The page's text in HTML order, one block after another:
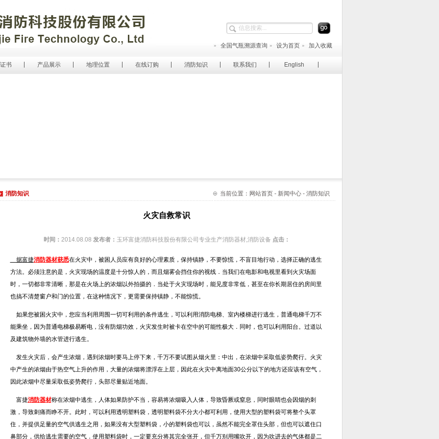
全国气瓶溯源查询 设为首页 加入收藏
书 产品展示 地理位置 在线订购 消防知识 联系我们 English
消防知识 当前位置：网站首页 - 新闻中心 - 消防知识
火灾自救常识
时间： 2014.08.08 发布者： 玉环富捷消防科技股份有限公司专业生产消防器材,消防设备 点击：
据富捷消防器材获悉在火灾中，被困人员应有良好的心理素质，保持镇静，不要惊慌，不盲目地行动，选择正确的逃生
方法。必须注意的是，火灾现场的温度是十分惊人的，而且烟雾会挡住你的视线．当我们在电影和电视里看到火灾场面
时，一切都非常清晰，那是在火场上的浓烟以外拍摄的．当处于火灾现场时，能见度非常低，甚至在你长期居住的房间里
也搞不清楚窗户和门的位置，在这种情况下，更需要保持镇静，不能惊慌。
如果您被困火灾中，您应当利用周围一切可利用的条件逃生，可以利用消防电梯、室内楼梯进行逃生，普通电梯千万不
能乘坐，因为普通电梯极易断电，没有防烟功效，火灾发生时被卡在空中的可能性极大．同时，也可以利用阳台。过道以
及建筑物外墙的水管进行逃生。
发生火灾后，会产生浓烟，遇到浓烟时要马上停下来，千万不要试图从烟火里：中出，在浓烟中采取低姿势爬行。火灾
中产生的浓烟由于热空气上升的作用，大量的浓烟将漂浮在上层，因此在火灾中离地面30公分以下的地方还应该有空气，
因此浓烟中尽量采取低姿势爬行，头部尽量贴近地面。
富捷消防器材称在浓烟中逃生，人体如果防护不当，容易将浓烟吸入人体，导致昏厥或窒息，同时眼睛也会因烟的刺
激，导致刺痛而睁不开。此时，可以利用透明塑料袋，透明塑料袋不分大小都可利用，使用大型的塑料袋可将整个头罩
住，并提供足量的空气供逃生之用，如果没有大型塑料袋，小的塑料袋也可以，虽然不能完全罩住头部，但也可以遮住口
鼻部分，供给逃生需要的空气．使用塑料袋时，一定要充分将其完全张开，但千万别用嘴吹开，因为吹进去的气体都是二